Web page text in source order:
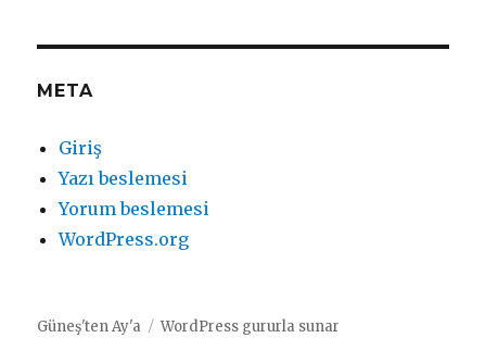
META
Giriş
Yazı beslemesi
Yorum beslemesi
WordPress.org
Güneş'ten Ay'a WordPress gururla sunar